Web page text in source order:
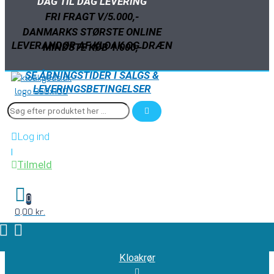
FRI FRAGT V/5.000,-
DANMARKS STØRSTE ONLINE
LEVERANDØR AF KLOAK OG DRÆN
MINDSTE KØB 1.000,-
SE ÅBNINGSTIDER I SALGS &
LEVERINGSBETINGELSER
Log ind
|
Tilmeld
0
0,00 kr.
Kloakrør